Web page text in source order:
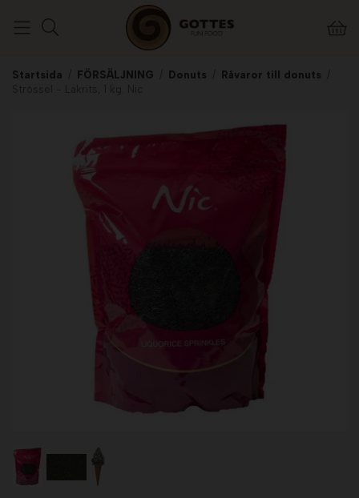
Startsida FÖRSÄLJNING Donuts Råvaror till donuts